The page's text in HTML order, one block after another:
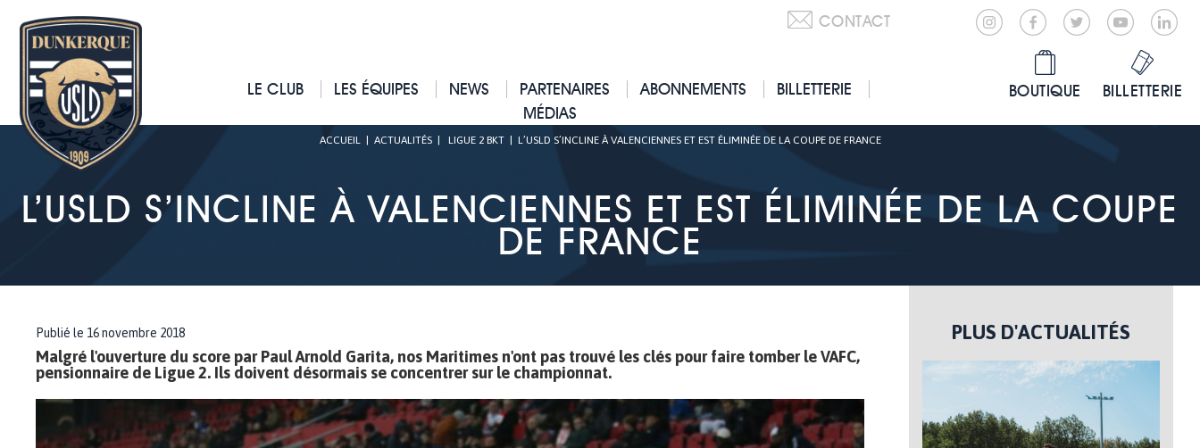
CONTACT
LE CLUB LES ÉQUIPES NEWS PARTENAIRES ABONNEMENTS
BILLETTERIE
MÉDIAS
BOUTIQUE BILLETTERIE
ACCUEIL| ACTUALITÉS| LIGUE 2 BKT| L’USLD S’INCLINE À VALENCIENNES ET EST ÉLIMINÉE DE LA COUPE DE FRANCE
L’USLD S’INCLINE À VALENCIENNES ET EST ÉLIMINÉE DE LA COUPE
DE FRANCE
Publié le 16 novembre 2018
Malgré l'ouverture du score par Paul Arnold Garita, nos Maritimes n'ont pas trouvé les clés pour faire tomber le VAFC,
pensionnaire de Ligue 2. Ils doivent désormais se concentrer sur le championnat.
PLUS D'ACTUALITÉS